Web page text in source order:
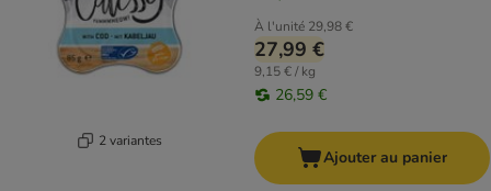
2 variantes
À l'unité 29,98 €
27,99 €
9,15 € / kg
26,59 €
Ajouter au panier